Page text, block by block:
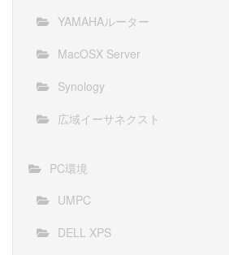
YAMAHAルーター
MacOSX Server
Synology
広域イーサネクスト
PC環境
UMPC
DELL XPS